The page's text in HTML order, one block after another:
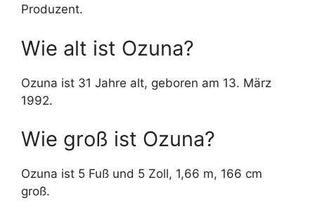
Produzent.
Wie alt ist Ozuna?
Ozuna ist 31 Jahre alt, geboren am 13. März
1992.
Wie groß ist Ozuna?
Ozuna ist 5 Fuß und 5 Zoll, 1,66 m, 166 cm
groß.